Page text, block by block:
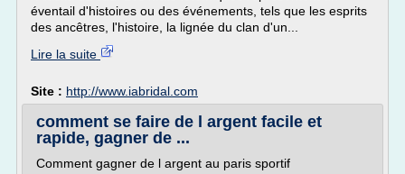
éventail d'histoires ou des événements, tels que les esprits
des ancêtres, l'histoire, la lignée du clan d'un...
Lire la suite
Site : http://www.iabridal.com
comment se faire de l argent facile et
rapide, gagner de ...
Comment gagner de l argent au paris sportif